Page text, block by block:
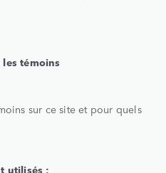
témoins
sur ce site et pour quels
utilisés :